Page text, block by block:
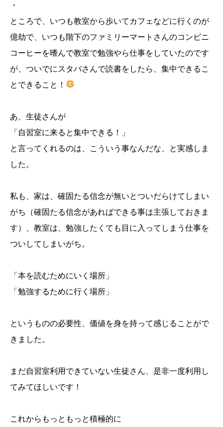
・
ところで、いつも教室から歩いてカフェなどに行くのが
億劫で、いつも階下のファミリーマートさんのコンビニ
コーヒーを嗜んで教室で勉強やら仕事をしていたのです
が、ついでにスタバさんで読書をしたら、集中できるこ
とできること！
あ、生徒さんが
「自習室に来ると集中できる！」
と言ってくれるのは、こういう事なんだな、と実感しま
した。
私も、家は、確固たる信念が無いとついだらけてしまい
がち（確固たる信念があればできる事は主張しておきま
す）、教室は、勉強したくても目に入ってしまう仕事を
ついしてしまいがち。
「本を読むためにいく場所」
「勉強するために行く場所」
というものの必要性、価値を身を持って感じることがで
きました。
まだ自習室利用できていない生徒さん、是非一度利用し
てみてほしいです！
これからもっともっと積極的に